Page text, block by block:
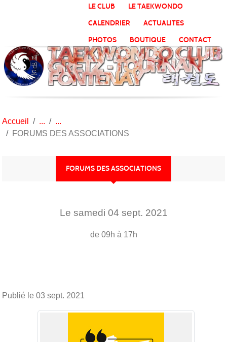
LE CLUB
LE TAEKWONDO
CALENDRIER
ACTUALITES
PHOTOS
BOUTIQUE CONTACT
Accueil
FORUMS DES ASSOCIATIONS
FORUMS DES ASSOCIATIONS
Le samedi 04 sept. 2021
de 09h à 17h
Publié le 03 sept. 2021
Panneau de gestion des cookies